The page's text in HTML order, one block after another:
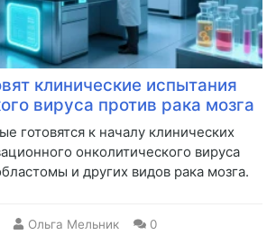
клинические испытания
вируса против рака мозга
готовятся к началу клинических
онколитического вируса
и других видов рака мозга.
Ольга Мельник 0